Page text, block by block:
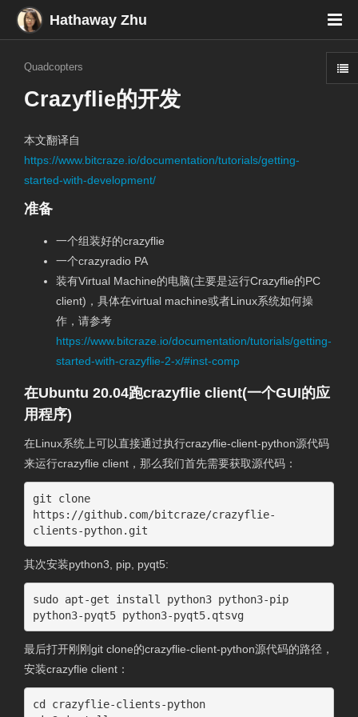
Hathaway Zhu
Quadcopters
Crazyflie的开发
本文翻译自
https://www.bitcraze.io/documentation/tutorials/getting-
started-with-development/
准备
一个组装好的crazyflie
一个crazyradio PA
装有Virtual Machine的电脑(主要是运行Crazyflie的PC
client)，具体在virtual machine或者Linux系统如何操
作，请参考
https://www.bitcraze.io/documentation/tutorials/getting-
started-with-crazyflie-2-x/#inst-comp
在Ubuntu 20.04跑crazyflie client(一个GUI的应
用程序)
在Linux系统上可以直接通过执行crazyflie-client-python源代码
来运行crazyflie client，那么我们首先需要获取源代码：
git clone
https://github.com/bitcraze/crazyflie-
clients-python.git
其次安装python3, pip, pyqt5:
sudo apt-get install python3 python3-pip
python3-pyqt5 python3-pyqt5.qtsvg
最后打开刚刚git clone的crazyflie-client-python源代码的路径，
安装crazyflie client：
cd crazyflie-clients-python